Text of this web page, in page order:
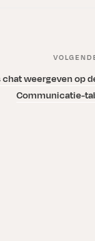
chat weergeven op
Communicatie-